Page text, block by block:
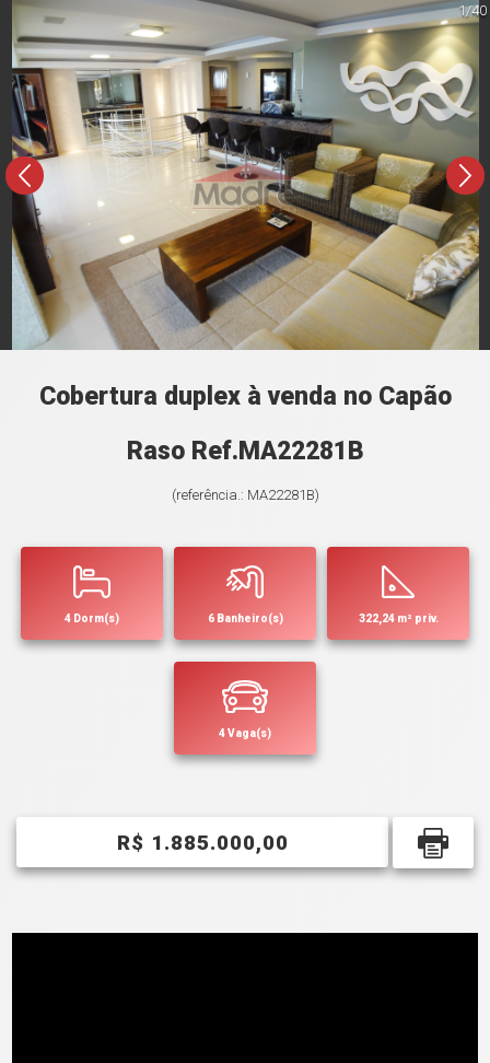
1/40
Cobertura duplex à venda no Capão
Raso Ref.MA22281B
(referência.: MA22281B)
4 Dorm(s) 6 Banheiro(s) 322,24 m² priv.
4 Vaga(s)
R$ 1.885.000,00